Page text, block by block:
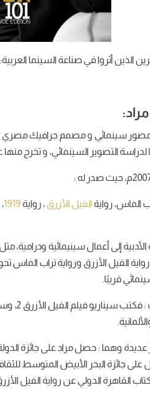
السينمائي، و تخرج منها عام ٢٠٠١ بترتيب الأول على
الماس، رواية الفيل الأزرق ، رواية 1919
إلى أعمال سينيمائية ودرامية،
قريبًا.
كما أنه
جائزة البحر الأبيض المتوسط